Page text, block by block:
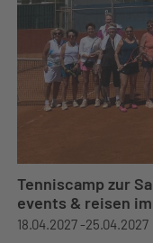
Tenniscamp zur
events & reisen im
18.04.2027 -25.04.2027